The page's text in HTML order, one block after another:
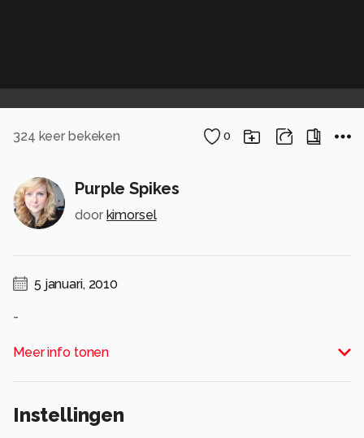
324 keer bekeken 0
Purple Spikes
door kimorsel
5 januari, 2010
-
Alle rechten voorbehouden
Meer info tonen
Instellingen